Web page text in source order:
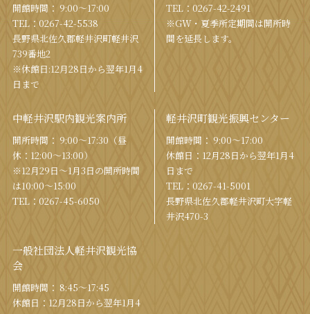
開館時間： 9:00〜17:00
TEL： 0267-42-5538
⻑野県北佐久郡軽井沢町軽井沢
739番地2
※休館日:12月28日から翌年1月4
日まで
TEL： 0267-42-2491
※GW・夏季所定期間は開所時
間を延⻑します。
中軽井沢駅内観光案内所
開所時間： 9:00〜17:30（昼
休：12:00〜13:00）
※12月29日〜1月3日の開所時間
は10:00〜15:00
TEL： 0267-45-6050
軽井沢町観光振興センター
開館時間： 9:00〜17:00
休館⽇：12⽉28⽇から翌年1⽉4
⽇まで
TEL： 0267-41-5001
⻑野県北佐久郡軽井沢町⼤字軽
井沢470-3
一般社団法人軽井沢観光協
会
開館時間： 8:45～17:45
休館⽇：12⽉28⽇から翌年1⽉4